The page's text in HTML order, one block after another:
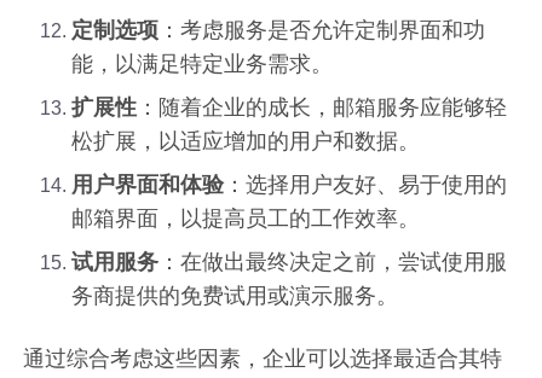
定制选项 ：考虑服务是否允许定制界面和功
能，以满足特定业务需求。
扩展性 ：随着企业的成长，邮箱服务应能够轻
松扩展，以适应增加的用户和数据。
用户界面和体验：选择用户友好、易于使用的
邮箱界面，以提高员工的工作效率。
试用服务 ：在做出最终决定之前，尝试使用服
务商提供的免费试用或演示服务。
通过综合考虑这些因素，企业可以选择最适合其特